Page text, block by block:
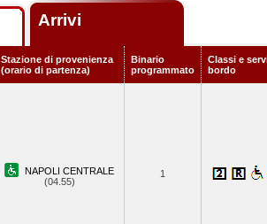
Arrivi
Stazione di provenienza
(orario di partenza)
Binario
programmato
Classi e
bordo
NAPOLI CENTRALE
(04.55)
1